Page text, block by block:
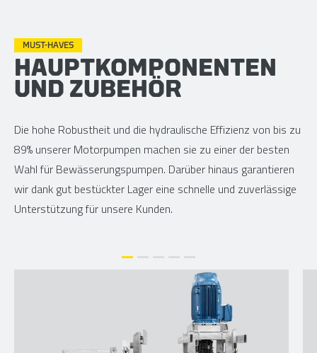
MUST-HAVES
HAUPTKOMPONENTEN
UND ZUBEHÖR
Die hohe Robustheit und die hydraulische Effizienz von bis zu
89% unserer Motorpumpen machen sie zu einer der besten
Wahl für Bewässerungspumpen. Darüber hinaus garantieren
wir dank gut bestückter Lager eine schnelle und zuverlässige
Unterstützung für unsere Kunden.